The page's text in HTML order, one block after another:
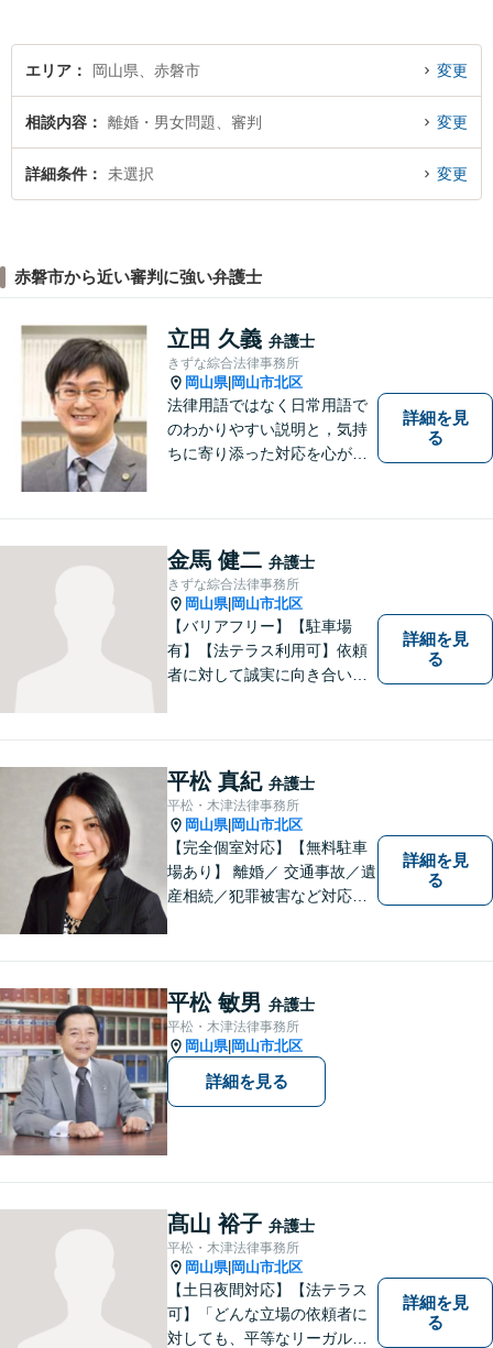
エリア 岡山県、赤磐市 変更
相談内容 離婚・男女問題、審判 変更
詳細条件 未選択 変更
赤磐市から近い審判に強い弁護士
立田 久義 弁護士
きずな綜合法律事務所
岡山県| 岡山市北区
法律用語ではなく日常用語で
のわかりやすい説明と，気持
ちに寄り添った対応を心がけ
詳細を見
る
金馬 健二 弁護士
きずな綜合法律事務所
岡山県| 岡山市北区
【バリアフリー】【駐車場
有】【法テラス利用可】依頼
者に対して誠実に向き合い、
案件に取り掛かることができ
るように準備していますので
お気軽にご相談ください。
詳細を見
る
平松 真紀 弁護士
平松・木津法律事務所
岡山県| 岡山市北区
【完全個室対応】【無料駐車
場あり】 離婚／ 交通事故／遺
産相続／犯罪被害など対応可
い。
詳細を見
る
平松 敏男 弁護士
平松・木津法律事務所
岡山県| 岡山市北区
詳細を見る
髙山 裕子 弁護士
平松・木津法律事務所
岡山県| 岡山市北区
【土日夜間対応】【法テラス
可】「どんな立場の依頼者に
対しても、平等なリーガルサ
詳細を見
る